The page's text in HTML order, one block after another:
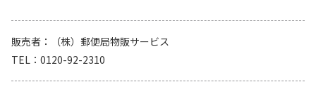
販売者
（株）郵便局物販サービス
TEL
0120-92-2310